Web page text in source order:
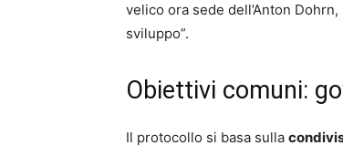
velico ora sede dell’Anton
sviluppo”.
Obiettivi comuni:
Il protocollo si basa sulla